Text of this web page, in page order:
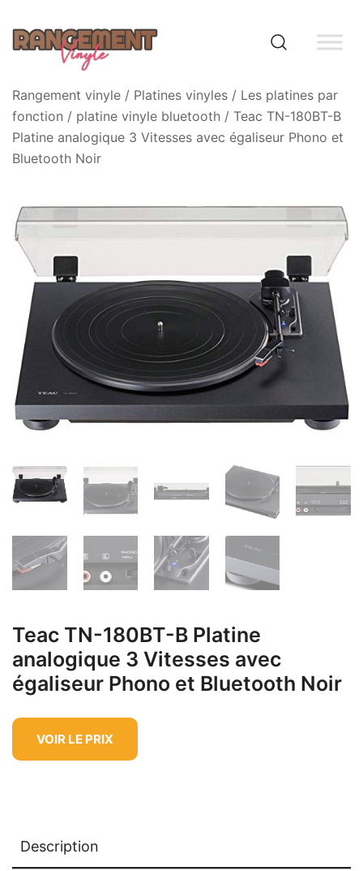
content
Rangement vinyle
Rangement vinyle / Platines vinyles / Les platines par
fonction / platine vinyle bluetooth / Teac TN-180BT-B
Platine analogique 3 Vitesses avec égaliseur Phono et
Bluetooth Noir
Teac TN-180BT-B Platine
analogique 3 Vitesses avec
égaliseur Phono et Bluetooth Noir
VOIR LE PRIX
Description